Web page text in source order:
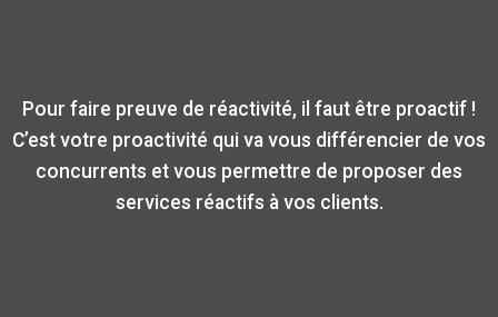
Pour faire preuve de réactivité, il faut être proactif !
C’est votre proactivité qui va vous différencier de vos
concurrents et vous permettre de proposer des
services réactifs à vos clients.